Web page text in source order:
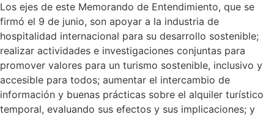
Los ejes de este Memorando de Entendimiento, que se
firmó el 9 de junio, son apoyar a la industria de
hospitalidad internacional para su desarrollo sostenible;
realizar actividades e investigaciones conjuntas para
promover valores para un turismo sostenible, inclusivo y
accesible para todos; aumentar el intercambio de
información y buenas prácticas sobre el alquiler turístico
temporal, evaluando sus efectos y sus implicaciones; y